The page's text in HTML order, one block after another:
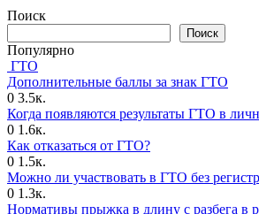
Поиск
Поиск
Популярно
ГТО
Дополнительные баллы за знак ГТО
0 3.5к.
Когда появляются результаты ГТО в
0 1.6к.
Как отказаться от ГТО?
0 1.5к.
Можно ли участвовать в ГТО без
0 1.3к.
Нормативы прыжка в длину с разбега в